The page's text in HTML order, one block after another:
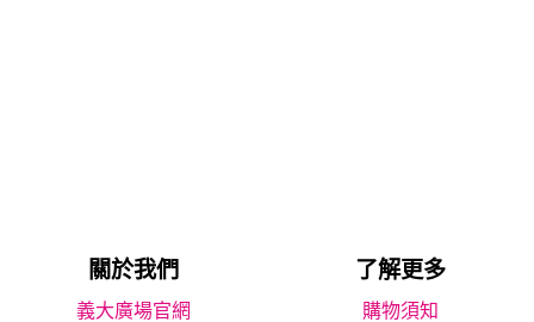
關於我們 了解更多
義大廣場官網
購物須知